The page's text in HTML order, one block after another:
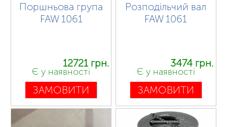
Поршньова група
FAW 1061
12721 грн.
Є у наявності
ЗАМОВИТИ
Розподільчий вал
FAW 1061
3474 грн.
Є у наявності
ЗАМОВИТИ